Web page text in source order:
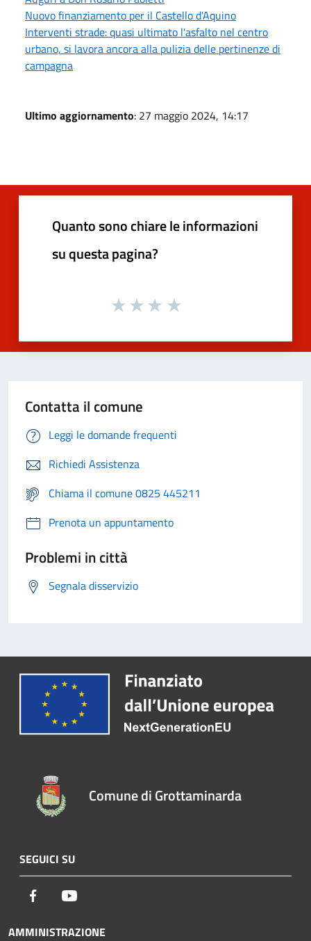
Nuovo finanziamento per il Castello d'Aquino
Interventi strade: quasi ultimato l'asfalto nel centro
urbano, si lavora ancora alla pulizia delle pertinenze di
campagna
Ultimo aggiornamento: 27 maggio 2024, 14:17
Quanto sono chiare le informazioni
su questa pagina?
Contatta il comune
Leggi le domande frequenti
Richiedi Assistenza
Chiama il comune 0825 445211
Prenota un appuntamento
Problemi in città
Segnala disservizio
Comune di Grottaminarda
SEGUICI SU
Facebook
AMMINISTRAZIONE